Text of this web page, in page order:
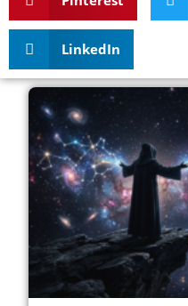
LinkedIn